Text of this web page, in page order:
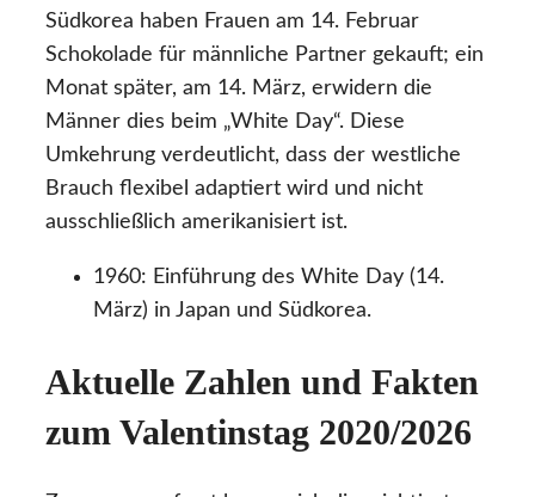
Südkorea haben Frauen am 14. Februar
Schokolade für männliche Partner gekauft; ein
Monat später, am 14. März, erwidern die
Männer dies beim „White Day“. Diese
Umkehrung verdeutlicht, dass der westliche
Brauch flexibel adaptiert wird und nicht
ausschließlich amerikanisiert ist.
1960: Einführung des White Day (14.
März) in Japan und Südkorea.
Aktuelle Zahlen und Fakten
zum Valentinstag 2020/2026